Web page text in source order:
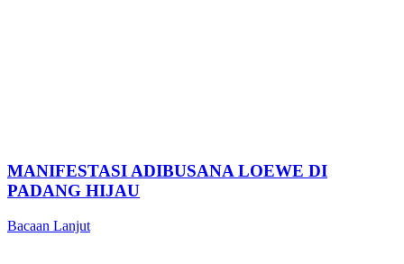
MANIFESTASI ADIBUSANA LOEWE DI
PADANG HIJAU
Bacaan Lanjut